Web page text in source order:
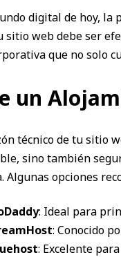
digital de hoy,
sitio web debe ser
que no solo
un
técnico de tu sitio
sino también
Algunas opciones
: Ideal para
: Conocido
: Excelente